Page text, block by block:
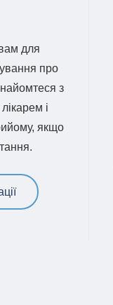
для
про
з
і
якщо